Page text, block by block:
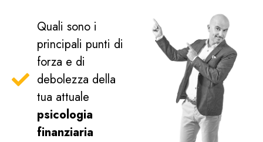
Quali sono i
principali punti di
forza e di
debolezza della
tua attuale
psicologia
finanziaria